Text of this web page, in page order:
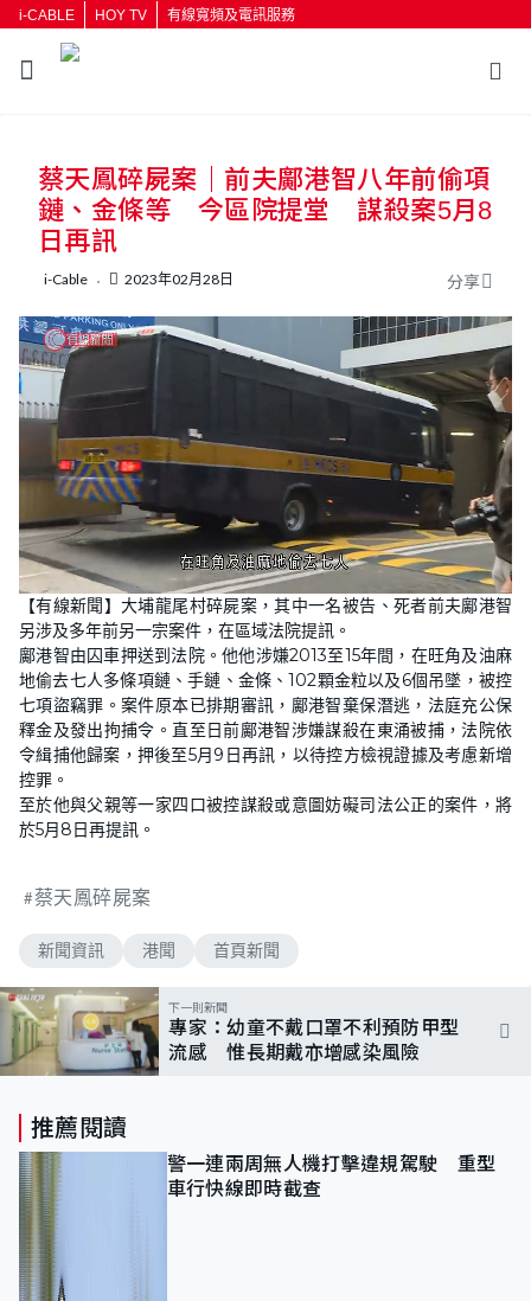
i-CABLE HOY TV 有線寬頻及電訊服務
按輸入鍵開始搜尋
蔡天鳳碎屍案｜前夫鄺港智八年前偷項
鏈、金條等 今區院提堂 謀殺案5月8
日再訊
i-Cable 2023年02月28日 分享
U
n
m
u
t
e
L
o
a
d
e
d
:
9
.
1
0
%
【有線新聞】大埔龍尾村碎屍案，其中一名被告、死者前夫鄺港智
另涉及多年前另一宗案件，在區域法院提訊。
鄺港智由囚車押送到法院。他他涉嫌2013至15年間，在旺角及油麻
地偷去七人多條項鏈、手鏈、金條、102顆金粒以及6個吊墜，被控
七項盜竊罪。案件原本已排期審訊，鄺港智棄保潛逃，法庭充公保
釋金及發出拘捕令。直至日前鄺港智涉嫌謀殺在東涌被捕，法院依
令緝捕他歸案，押後至5月9日再訊，以待控方檢視證據及考慮新增
控罪。
至於他與父親等一家四口被控謀殺或意圖妨礙司法公正的案件，將
於5月8日再提訊。
蔡天鳳碎屍案
新聞資訊 港聞 首頁新聞
下一則新聞
專家：幼童不戴口罩不利預防甲型
流感 惟長期戴亦增感染風險
推薦閱讀
警一連兩周無人機打擊違規駕駛 重型
車行快線即時截查